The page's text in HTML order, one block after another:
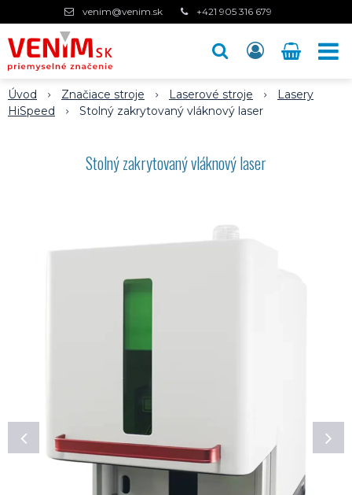
venim@venim.sk +421 905 316 679
Úvod Značiace stroje Laserové stroje
Lasery
HiSpeed
Stolný zakrytovaný vláknový laser
Stolný zakrytovaný vláknový laser